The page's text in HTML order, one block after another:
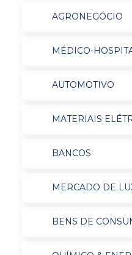
AGRONEGÓCIO
MÉDICO-
AUTOMOTIVO
MATERIAIS
BANCOS
MERCADO DE
BENS DE